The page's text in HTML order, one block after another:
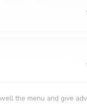
the menu and give